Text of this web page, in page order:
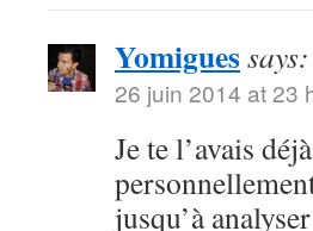
Yomiguessays:
26 juin 2014 at 23
Je te l’avais
jusqu’à